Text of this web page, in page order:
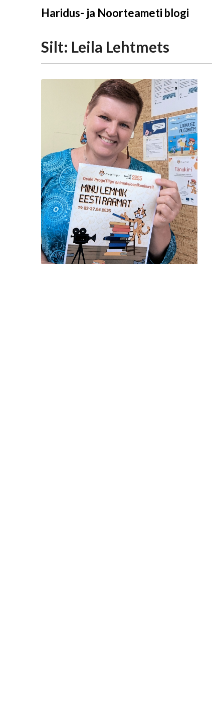
Haridus- ja Noorteameti blogi
Silt: Leila Lehtmets